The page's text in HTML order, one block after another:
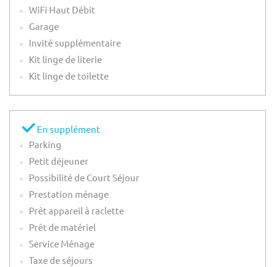
WiFi Haut Débit
Garage
Invité supplémentaire
Kit linge de literie
Kit linge de toilette
En supplément
Parking
Petit déjeuner
Possibilité de Court Séjour
Prestation ménage
Prêt appareil à raclette
Prêt de matériel
Service Ménage
Taxe de séjours